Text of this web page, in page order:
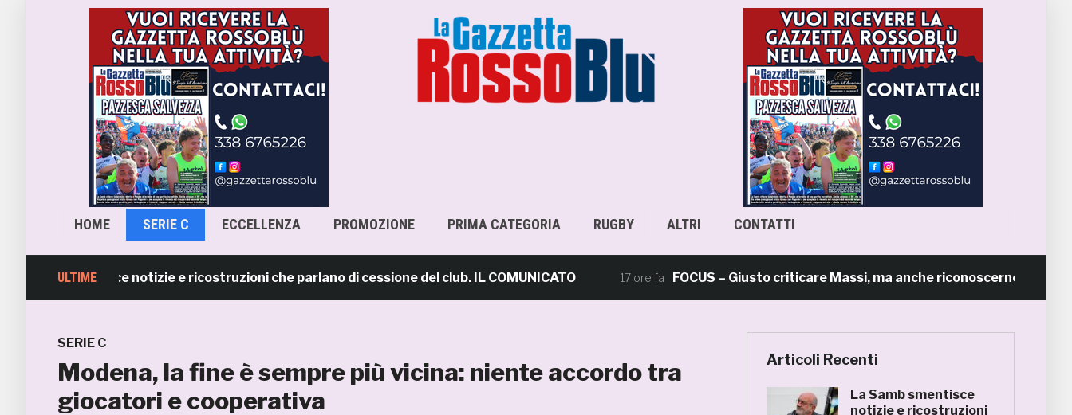
HOME SERIE C ECCELLENZA PROMOZIONE PRIMA CATEGORIA RUGBY ALTRI CONTATTI
ULTIME
smentisce notizie e ricostruzioni che parlano di cessione del club. IL COMUNICATO 17 ore fa FOCUS – Giusto criticare Massi, ma anche riconoscerne i meriti
SERIE C
Modena, la fine è sempre più vicina: niente accordo tra
giocatori e cooperativa
Articoli Recenti
La Samb smentisce
notizie e ricostruzioni